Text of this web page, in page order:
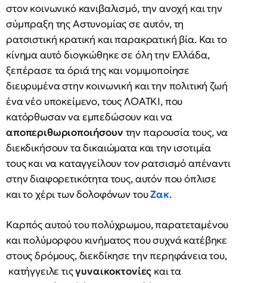
στον κοινωνικό κανιβαλισμό, την ανοχή και την
σύμπραξη της Αστυνομίας σε αυτόν, τη
ρατσιστική κρατική και παρακρατική βία. Και το
κίνημα αυτό διογκώθηκε σε όλη την Ελλάδα,
ξεπέρασε τα όριά της και νομιμοποίησε
διευρυμένα στην κοινωνική και την πολιτική ζωή
ένα νέο υποκείμενο, τους ΛΟΑΤΚΙ, που
κατόρθωσαν να εμπεδώσουν και να
αποπεριθωριοποιήσουν την παρουσία τους, να
διεκδικήσουν τα δικαιώματα και την ισοτιμία
τους και να καταγγείλουν τον ρατσισμό απέναντι
στην διαφορετικότητα τους, αυτόν που όπλισε
και το χέρι των δολοφόνων τουΖακ.
Καρπός αυτού του πολύχρωμου, παρατεταμένου
και πολύμορφου κινήματος που συχνά κατέβηκε
στους δρόμους, διεκδίκησε την περηφάνεια του,
κατήγγειλε τιςγυναικοκτονίες και τα